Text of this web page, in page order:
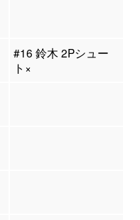
#16 鈴木 2Pシュー
ト×